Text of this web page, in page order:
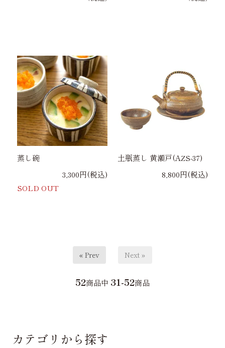
蒸し碗
3,300円(税込)
SOLD OUT
土瓶蒸し 黄瀬戸(AZS-37)
8,800円(税込)
« Prev Next »
52商品中 31-52商品
カテゴリから探す